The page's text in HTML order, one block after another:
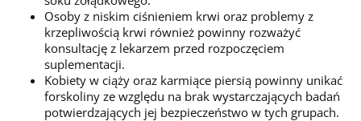
Osoby z niskim ciśnieniem krwi oraz problemy z
krzepliwością krwi również powinny rozważyć
konsultację z lekarzem przed rozpoczęciem
suplementacji.
Kobiety w ciąży oraz karmiące piersią powinny unikać
forskoliny ze względu na brak wystarczających badań
potwierdzających jej bezpieczeństwo w tych grupach.